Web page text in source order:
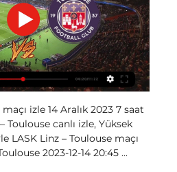
izle 14 Aralık 2023 7 saat
Toulouse canlı izle, Yüksek
LASK Linz – Toulouse maçı
2023-12-14 20:45 ...